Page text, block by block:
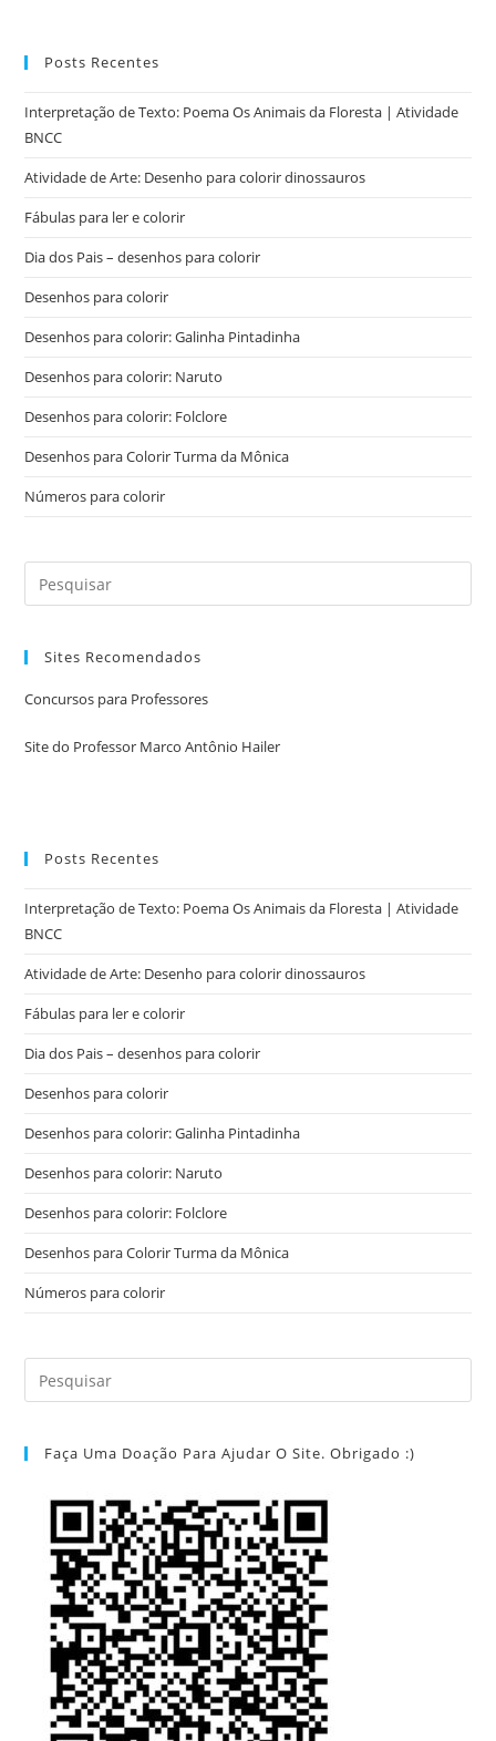
Posts Recentes
Interpretação de Texto: Poema Os Animais da Floresta | Atividade
BNCC
Atividade de Arte: Desenho para colorir dinossauros
Fábulas para ler e colorir
Dia dos Pais – desenhos para colorir
Desenhos para colorir
Desenhos para colorir: Galinha Pintadinha
Desenhos para colorir: Naruto
Desenhos para colorir: Folclore
Desenhos para Colorir Turma da Mônica
Números para colorir
Sites Recomendados
Concursos para Professores
Site do Professor Marco Antônio Hailer
Posts Recentes
Interpretação de Texto: Poema Os Animais da Floresta | Atividade
BNCC
Atividade de Arte: Desenho para colorir dinossauros
Fábulas para ler e colorir
Dia dos Pais – desenhos para colorir
Desenhos para colorir
Desenhos para colorir: Galinha Pintadinha
Desenhos para colorir: Naruto
Desenhos para colorir: Folclore
Desenhos para Colorir Turma da Mônica
Números para colorir
Faça Uma Doação Para Ajudar O Site. Obrigado :)